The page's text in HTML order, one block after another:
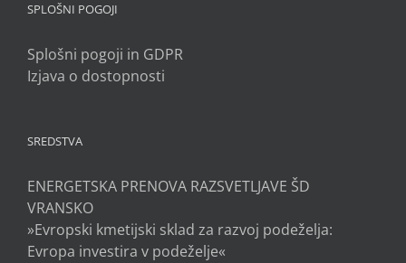
SPLOŠNI POGOJI
Splošni pogoji in GDPR
Izjava o dostopnosti
SREDSTVA
ENERGETSKA PRENOVA RAZSVETLJAVE ŠD
VRANSKO
»Evropski kmetijski sklad za razvoj podeželja:
Evropa investira v podeželje«